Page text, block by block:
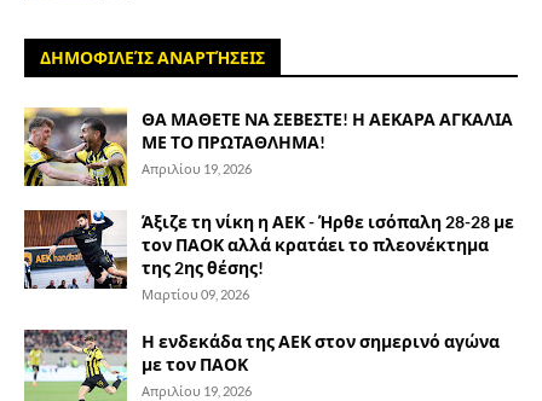
ΔΗΜΟΦΙΛΕΊΣ ΑΝΑΡΤΉΣΕΙΣ
ΘΑ ΜΑΘΕΤΕ ΝΑ ΣΕΒΕΣΤΕ! Η ΑΕΚΑΡΑ ΑΓΚΑΛΙΑ
ΜΕ ΤΟ ΠΡΩΤΑΘΛΗΜΑ!
Απριλίου 19, 2026
Άξιζε τη νίκη η ΑΕΚ - Ήρθε ισόπαλη 28-28 με
τον ΠΑΟΚ αλλά κρατάει το πλεονέκτημα
της 2ης θέσης!
Μαρτίου 09, 2026
Η ενδεκάδα της ΑΕΚ στον σημερινό αγώνα
με τον ΠΑΟΚ
Απριλίου 19, 2026